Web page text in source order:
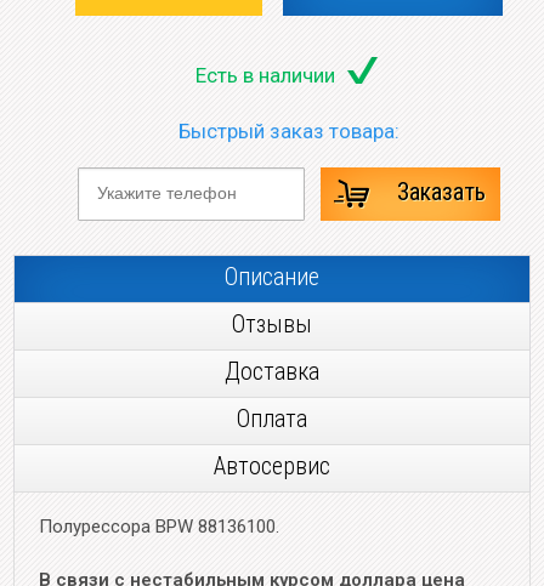
Есть в наличии
Быстрый заказ товара:
Заказать
Описание
Отзывы
Доставка
Оплата
Автосервис
Полурессора BPW 88136100.
В связи с нестабильным курсом доллара цена